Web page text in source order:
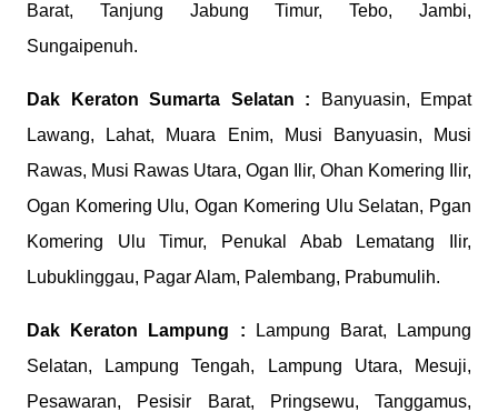
Barat, Tanjung Jabung Timur, Tebo, Jambi,
Sungaipenuh.
Dak Keraton Sumarta Selatan : Banyuasin, Empat
Lawang, Lahat, Muara Enim, Musi Banyuasin, Musi
Rawas, Musi Rawas Utara, Ogan Ilir, Ohan Komering Ilir,
Ogan Komering Ulu, Ogan Komering Ulu Selatan, Pgan
Komering Ulu Timur, Penukal Abab Lematang Ilir,
Lubuklinggau, Pagar Alam, Palembang, Prabumulih.
Dak Keraton Lampung :
Lampung Barat, Lampung
Selatan, Lampung Tengah, Lampung Utara, Mesuji,
Pesawaran, Pesisir Barat, Pringsewu, Tanggamus,